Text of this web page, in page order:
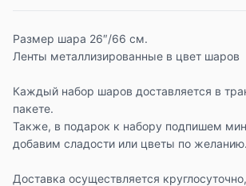
Размер шара 26″/66 см.
Ленты металлизированные в цвет шаров
Каждый набор шаров доставляется в
пакете.
Также, в подарок к набору подпишем
добавим сладости или цветы по желанию.
Доставка осуществляется